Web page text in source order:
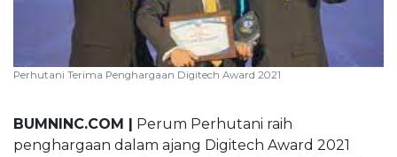
Perhutani Terima Penghargaan Digitech Award 2021
BUMNINC.COM |
Perum Perhutani raih
penghargaan dalam ajang Digitech Award 2021
BUMNINC Tube
#CEOMind